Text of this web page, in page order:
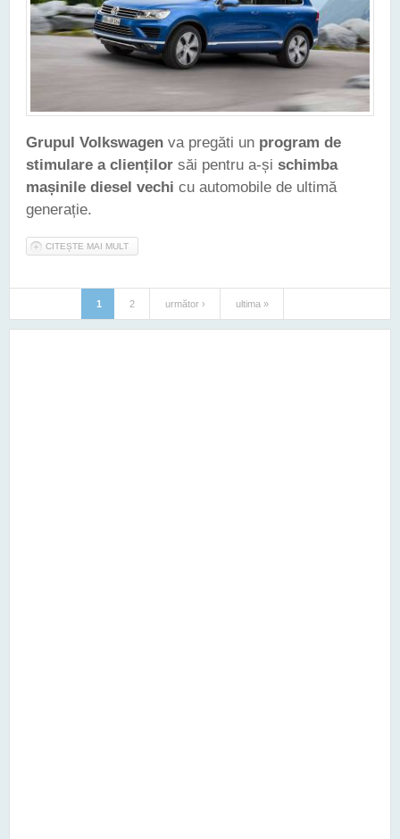
Grupul Volkswagen va pregăti un program de
stimulare a clienților săi pentru a-și schimba
mașinile diesel vechi cu automobile de ultimă
generație.
CITEȘTE MAI MULT
1 2 următor › ultima »